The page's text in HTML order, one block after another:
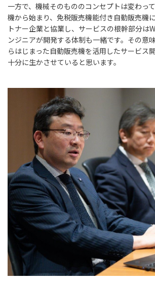
一方で、機械そのもののコンセプトは変わっ
機から始まり、免税販売機能付き自動販売機
トナー企業と協業し、サービスの根幹部分は
ンジニアが開発する体制も一緒です。その意
らはじまった自動販売機を活用したサービス
十分に生かさせていると思います。